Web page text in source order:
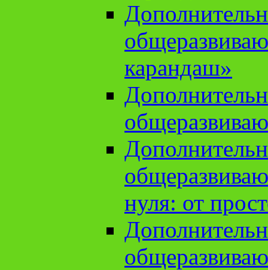
карандаш»
нуля: от